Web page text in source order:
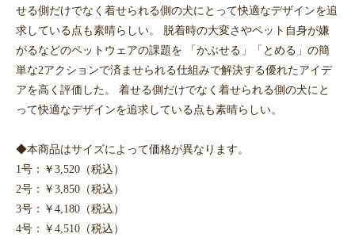
せる側だけでなく着せられる側の犬にとって快適なデザインを追
求している点も素晴らしい。 脱着時の大変さやペット自身が嫌
がるなどのペットウェアの課題を 「かぶせる」「とめる」の簡
単な2アクションで済ませられる仕組みで解決する優れたアイデ
アを高く評価した。 着せる側だけでなく着せられる側の犬にと
って快適なデザインを追求している点も素晴らしい。
◆本商品はサイズによって価格が異なります。
1号：￥3,520（税込）
2号：￥3,850（税込）
3号：￥4,180（税込）
4号：￥4,510（税込）